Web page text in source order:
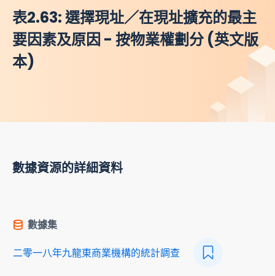
表2.63: 選擇現址／在現址擴充的最主
要因素及原因 - 按物業權劃分 (英文版
本)
數據資源的詳細資料
數據集
二零一八年九龍東商業機構的統計調查